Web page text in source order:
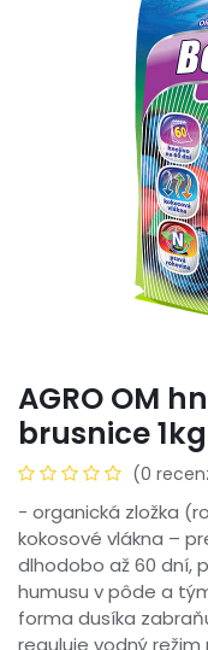
AGRO OM
brusnice 1kg
(0
- organická zložka
kokosové vlákna –
dlhodobo až 60 dní,
humusu v pôde a
forma dusíka
reguluje vodný režim